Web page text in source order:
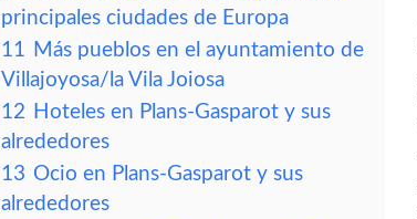
principales ciudades de Europa
11 Más pueblos en el ayuntamiento de
Villajoyosa/la Vila Joiosa
12 Hoteles en Plans-Gasparot y sus
alrededores
13 Ocio en Plans-Gasparot y sus
alrededores